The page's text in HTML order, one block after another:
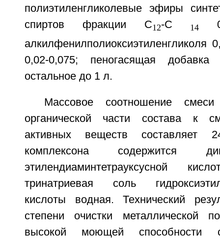
полиэтиленгликолевые эфиры
спиртов фракции C12-C 14
алкилфенилполиоксиэтиленгликоля
0,02-0,075; пеногасящая добавка
остальное до 1 л.
Массовое соотношение смеси
органической части состава к
активных веществ составляет
комплексона содержится
этилендиаминтетрауксусной
тринатриевая соль
кислоты водная. Технический
степени очистки металлической
высокой моющей способности